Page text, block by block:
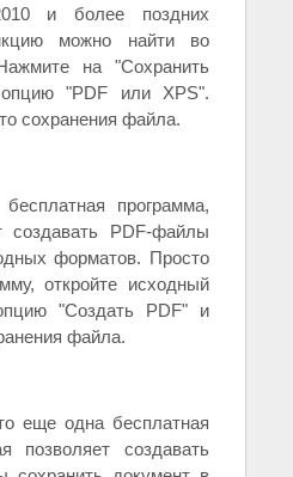
и более поздних
можно найти во
на "Сохранить
"PDF или XPS".
сохранения файла.
программа,
создавать PDF-файлы
форматов. Просто
откройте исходный
"Создать PDF" и
файла.
еще одна бесплатная
позволяет создавать